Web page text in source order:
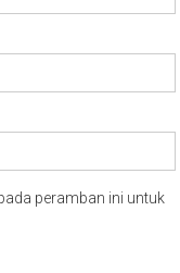
peramban ini untuk